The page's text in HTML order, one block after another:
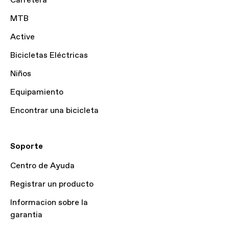
MTB
Active
Bicicletas Eléctricas
Niños
Equipamiento
Encontrar una bicicleta
Soporte
Centro de Ayuda
Registrar un producto
Informacion sobre la
garantia